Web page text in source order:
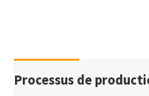
Processus de